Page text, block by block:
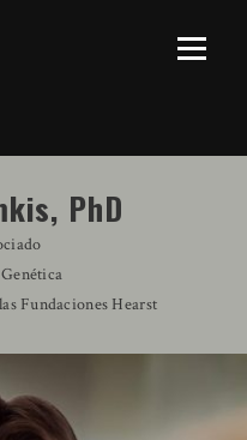
PhD
Fundaciones Hearst